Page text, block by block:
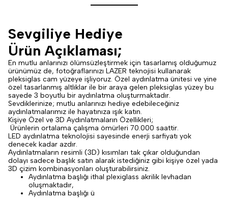
Sevgiliye Hediye
Ürün Açıklaması;
En mutlu anlarınızı ölümsüzleştirmek için tasarlamış olduğumuz
ürünümüz de, fotoğraflarınızı LAZER teknojisi kullanarak
pleksiglas cam yüzeye işliyoruz. Özel aydınlatma ünitesi ve yine
özel tasarlanmış altlıklar ile bir araya gelen pleksiglas yüzey bu
sayede 3 boyutlu bir aydınlatma oluşturmaktadır.
Sevdiklerinize; mutlu anlarınızı hediye edebileceğiniz
aydınlatmalarımız ile hayatınıza ışık katın.
Kişiye Özel ve 3D Aydınlatmaların Özellikleri;
Ürünlerin ortalama çalışma ömürleri 70.000 saattir.
LED aydınlatma teknolojisi sayesinde enerji sarfiyatı yok
denecek kadar azdır.
Aydınlatmaların resimli (3D) kısımları tak çıkar olduğundan
dolayı sadece başlık satın alarak istediğiniz gibi kişiye özel yada
3D çizim kombinasyonları oluşturabilirsiniz.
Aydınlatma başlığı ithal plexiglass akrilik levhadan
oluşmaktadır,
Aydınlatma başlığı ü